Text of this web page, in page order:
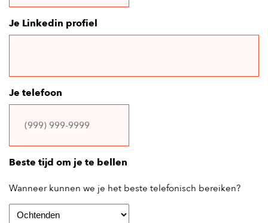
Je Linkedin profiel
Je telefoon
Beste tijd om je te bellen
Wanneer kunnen we je het beste telefonisch bereiken?